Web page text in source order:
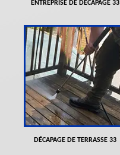
ENTREPRISE DE DÉCAPAGE 33
DÉCAPAGE DE TERRASSE 33